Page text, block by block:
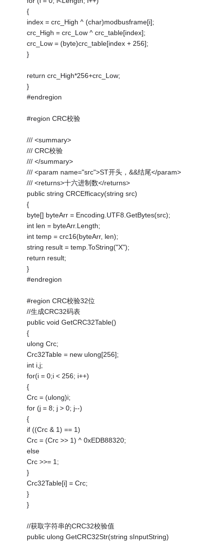
{
index = crc_High ^ (char)modbusframe[i];
crc_High = crc_Low ^ crc_table[index];
crc_Low = (byte)crc_table[index + 256];
}
return crc_High*256+crc_Low;
}
#endregion
#region CRC校验
/// <summary>
/// CRC校验
/// </summary>
/// <param name="src">ST开头，&&结尾</param>
/// <returns>十六进制数</returns>
public string CRCEfficacy(string src)
{
byte[] byteArr = Encoding.UTF8.GetBytes(src);
int len = byteArr.Length;
int temp = crc16(byteArr, len);
string result = temp.ToString("X");
return result;
}
#endregion
#region CRC校验32位
//生成CRC32码表
public void GetCRC32Table()
{
ulong Crc;
Crc32Table = new ulong[256];
int i,j;
for(i = 0;i < 256; i++)
{
Crc = (ulong)i;
for (j = 8; j > 0; j--)
{
if ((Crc & 1) == 1)
Crc = (Crc >> 1) ^ 0xEDB88320;
else
Crc >>= 1;
}
Crc32Table[i] = Crc;
}
}
//获取字符串的CRC32校验值
public ulong GetCRC32Str(string sInputString)